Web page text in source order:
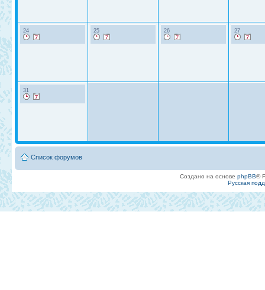
24 25 26 27
31
Список форумов
Создано на основе phpBB®
Русская